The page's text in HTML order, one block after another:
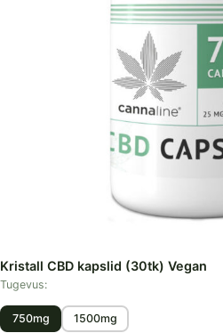
Kristall CBD kapslid (30tk) Vegan
Tugevus:
750mg 1500mg